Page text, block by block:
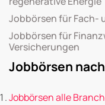
Jobbörsen für Fach-
Jobbörsen für
Versicherungen
Jobbörsen
Jobbörsen alle